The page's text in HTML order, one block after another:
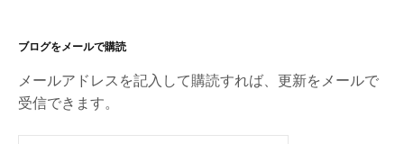
イ
ブ
ブログをメールで購読
メールアドレスを記入して購読すれば、更新をメールで
受信できます。